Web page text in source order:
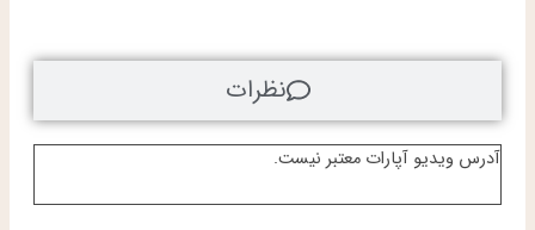
آدرس ویدیو آپارات معتبر نیست.
نظرات